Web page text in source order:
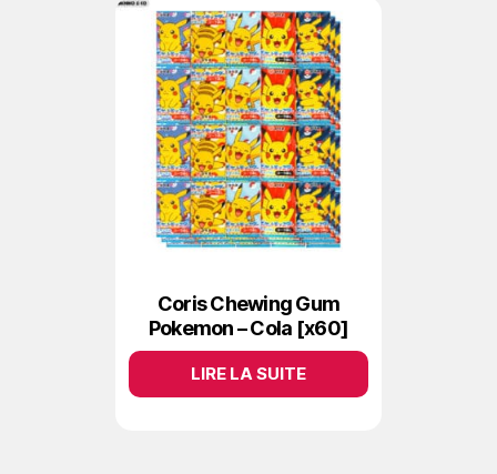
Coris Chewing Gum
Pokemon – Cola [x60]
LIRE LA SUITE